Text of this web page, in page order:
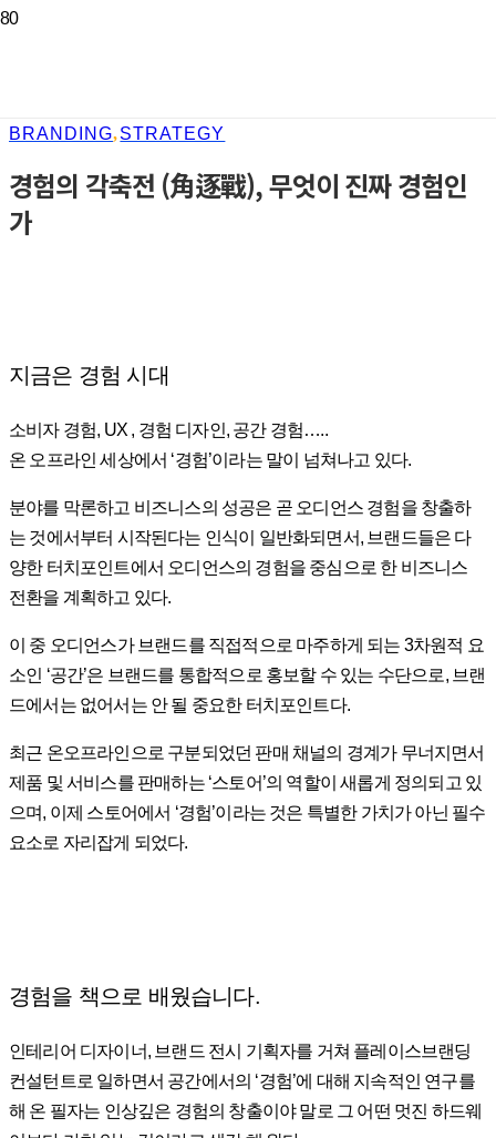
BRANDING,STRATEGY
경험의 각축전 (角逐戰), 무엇이 진짜 경험인
가
지금은 경험 시대
소비자 경험, UX , 경험 디자인, 공간 경험…..
온 오프라인 세상에서 ‘경험’이라는 말이 넘쳐나고 있다.
분야를 막론하고 비즈니스의 성공은 곧 오디언스 경험을 창출하
는 것에서부터 시작된다는 인식이 일반화되면서, 브랜드들은 다
양한 터치포인트에서 오디언스의 경험을 중심으로 한 비즈니스
전환을 계획하고 있다.
이 중 오디언스가 브랜드를 직접적으로 마주하게 되는 3차원적 요
소인 ‘공간’은 브랜드를 통합적으로 홍보할 수 있는 수단으로, 브랜
드에서는 없어서는 안 될 중요한 터치포인트다.
최근 온오프라인으로 구분되었던 판매 채널의 경계가 무너지면서
제품 및 서비스를 판매하는 ‘스토어’의 역할이 새롭게 정의되고 있
으며, 이제 스토어에서 ‘경험’이라는 것은 특별한 가치가 아닌 필수
요소로 자리잡게 되었다.
경험을 책으로 배웠습니다.
인테리어 디자이너, 브랜드 전시 기획자를 거쳐 플레이스브랜딩
컨설턴트로 일하면서 공간에서의 ‘경험’에 대해 지속적인 연구를
해 온 필자는 인상깊은 경험의 창출이야 말로 그 어떤 멋진 하드웨